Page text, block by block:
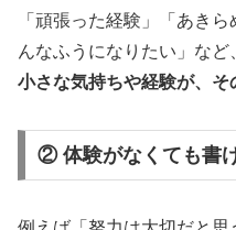
「頑張った経験」「あき
んなふうになりたい」など
小さな気持ちや経験が、そ
② 体験がなくても書